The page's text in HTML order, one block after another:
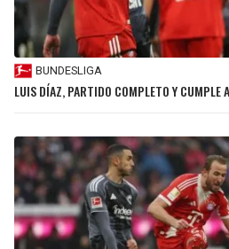
BUNDESLIGA
LUIS DÍAZ, PARTIDO COMPLETO Y CUMPLE